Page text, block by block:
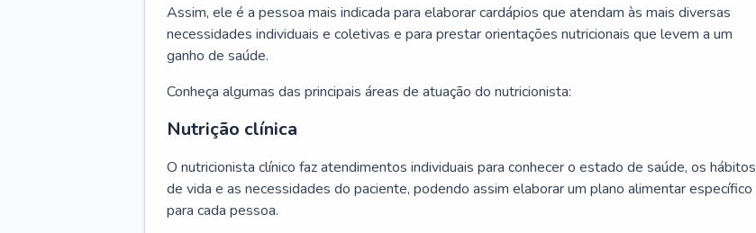
Assim, ele é a pessoa mais indicada para elaborar cardápios que atendam às mais diversas
necessidades individuais e coletivas e para prestar orientações nutricionais que levem a um
ganho de saúde.
Conheça algumas das principais áreas de atuação do nutricionista:
Nutrição clínica
O nutricionista clínico faz atendimentos individuais para conhecer o estado de saúde, os hábitos
de vida e as necessidades do paciente, podendo assim elaborar um plano alimentar específico
para cada pessoa.